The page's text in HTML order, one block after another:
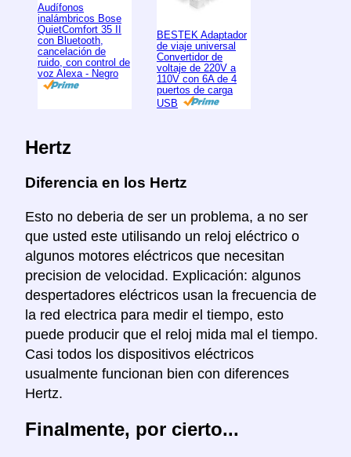
Audífonos
inalámbricos Bose
QuietComfort 35 II
con Bluetooth,
cancelación de
ruido, con control de
voz Alexa - Negro
BESTEK Adaptador
de viaje universal
Convertidor de
voltaje de 220V a
110V con 6A de 4
puertos de carga
USB
Hertz
Diferencia en los Hertz
Esto no deberia de ser un problema, a no ser
que usted este utilisando un reloj eléctrico o
algunos motores eléctricos que necesitan
precision de velocidad. Explicación: algunos
despertadores eléctricos usan la frecuencia de
la red electrica para medir el tiempo, esto
puede producir que el reloj mida mal el tiempo.
Casi todos los dispositivos eléctricos
usualmente funcionan bien con diferences
Hertz.
Finalmente, por cierto...